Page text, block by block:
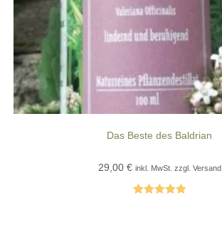
Das Beste des Baldrian
29,00 € inkl. MwSt. zzgl. Versand